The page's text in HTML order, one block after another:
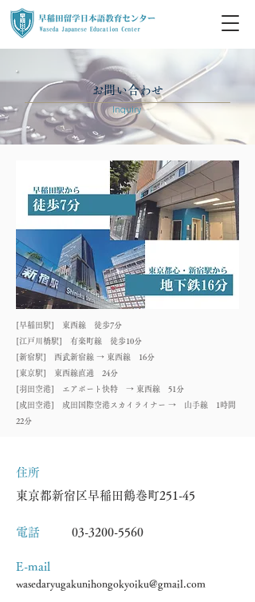
お問い合わせ
Inquiry
[早稲田駅] 東西線 徒歩7分
[江戸川橋駅] 有楽町線 徒歩10分
[新宿駅] 西武新宿線 → 東西線 16分
[東京駅] 東西線直通 24分
[羽田空港] エアポート快特 → 東西線 51分
[成田空港] 成田国際空港スカイライナー → 山手線 1時間
22分
住所
東京都新宿区早稲田鶴巻町251-45
​電話 03-3200-5560
​E-mail
wasedaryugakunihongokyoiku@gmail.com